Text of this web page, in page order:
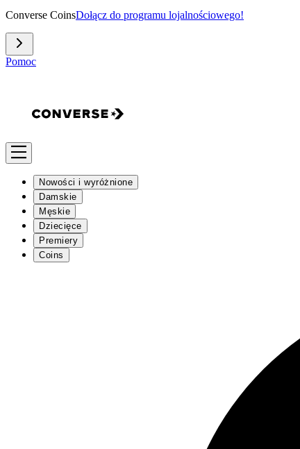
Converse CoinsDołącz do programu lojalnościowego!
Pomoc
Nowości i wyróżnione
Damskie
Męskie
Dziecięce
Premiery
Coins